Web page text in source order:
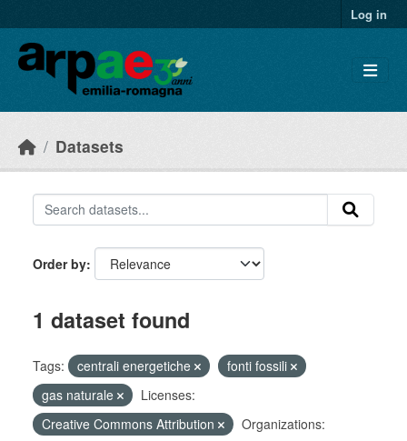
Log in
Datasets
Order by
1 dataset found
Tags: centrali energetiche
fonti fossili
gas naturale
Licenses:
Creative Commons Attribution
Organizations: